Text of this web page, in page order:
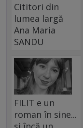
Cititori din
lumea largă
Ana Maria
SANDU
FILIT e un
roman în sine...